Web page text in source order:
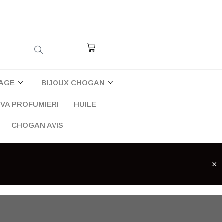
Cart
BIJOUX CHOGAN
PROFUMIERI HUILE
CHOGAN AVIS
×